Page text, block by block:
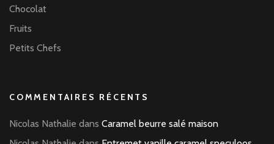
Chocolat
Fruits
Petits Chefs
COMMENTAIRES RÉCENTS
Nicolas Nathalie dans Caramel beurre salé maison